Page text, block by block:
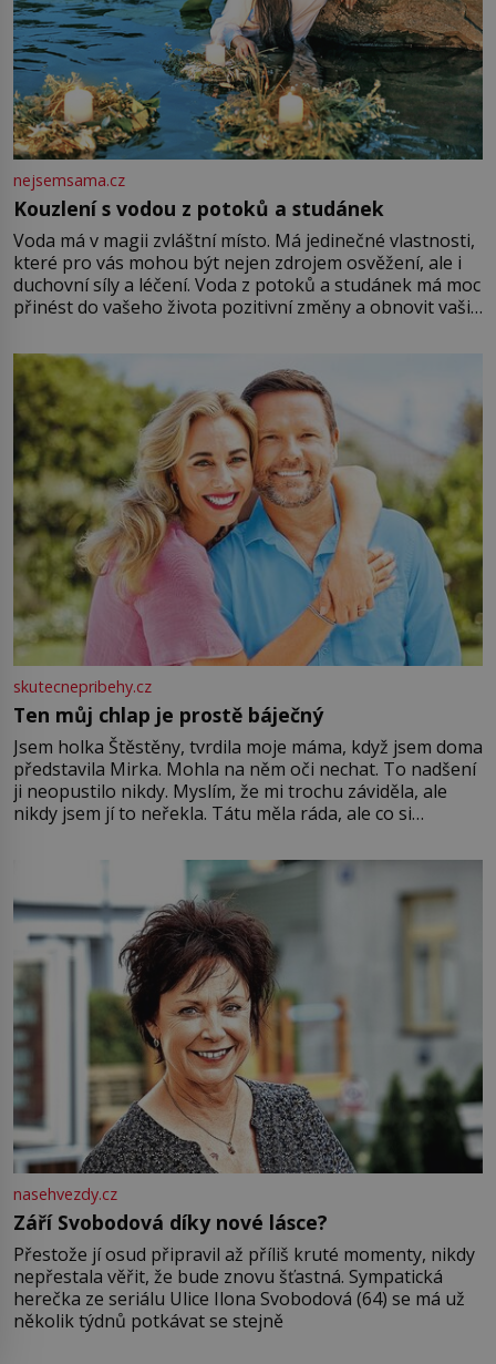
nejsemsama.cz
Kouzlení s vodou z potoků a studánek
Voda má v magii zvláštní místo. Má jedinečné vlastnosti,
které pro vás mohou být nejen zdrojem osvěžení, ale i
duchovní síly a léčení. Voda z potoků a studánek má moc
přinést do vašeho života pozitivní změny a obnovit vaši
můžete obohatit své rituály a přinést do svého života
větší harmonii a klid. Je důležité
skutecnepribehy.cz
Ten můj chlap je prostě báječný
Jsem holka Štěstěny, tvrdila moje máma, když jsem doma
představila Mirka. Mohla na něm oči nechat. To nadšení
ji neopustilo nikdy. Myslím, že mi trochu záviděla, ale
nikdy jsem jí to neřekla. Tátu měla ráda, ale co si
Jsme spolu moc rádi Tehdy byla jiná doba, když
nasehvezdy.cz
Září Svobodová díky nové lásce?
Přestože jí osud připravil až příliš kruté momenty, nikdy
nepřestala věřit, že bude znovu šťastná. Sympatická
herečka ze seriálu Ulice Ilona Svobodová (64) se má už
několik týdnů potkávat se stejně